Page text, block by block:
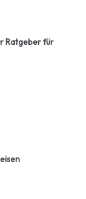
Ratgeber für